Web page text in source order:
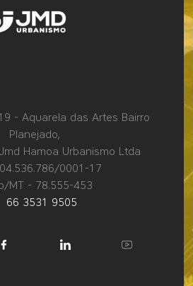
- Aquarela das Artes Bairro
Planejado,
Hamoa Urbanismo Ltda
04.536.786/0001-17
MT - 78.555-453
66 3531 9505